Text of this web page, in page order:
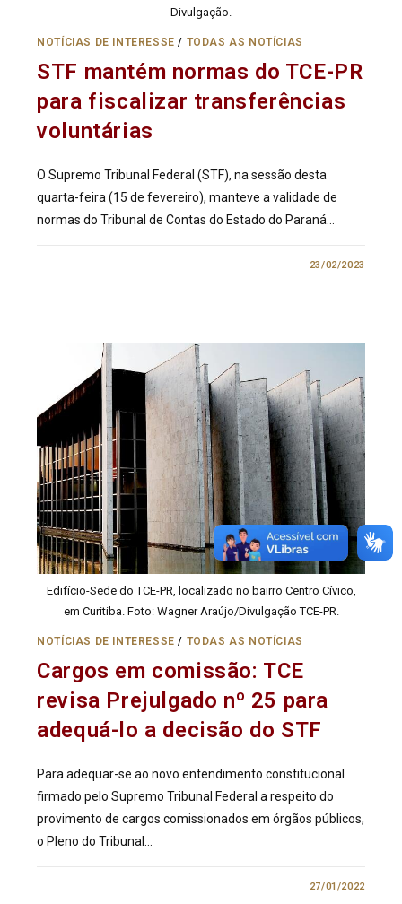
Divulgação.
NOTÍCIAS DE INTERESSE / TODAS AS NOTÍCIAS
STF mantém normas do TCE-PR
para fiscalizar transferências
voluntárias
O Supremo Tribunal Federal (STF), na sessão desta
quarta-feira (15 de fevereiro), manteve a validade de
normas do Tribunal de Contas do Estado do Paraná…
23/02/2023
Edifício-Sede do TCE-PR, localizado no bairro Centro Cívico,
em Curitiba. Foto: Wagner Araújo/Divulgação TCE-PR.
NOTÍCIAS DE INTERESSE / TODAS AS NOTÍCIAS
Cargos em comissão: TCE
revisa Prejulgado nº 25 para
adequá-lo a decisão do STF
Para adequar-se ao novo entendimento constitucional
firmado pelo Supremo Tribunal Federal a respeito do
provimento de cargos comissionados em órgãos públicos,
o Pleno do Tribunal…
27/01/2022